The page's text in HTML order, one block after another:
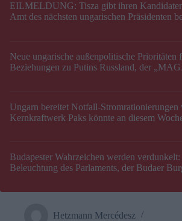
EILMELDUNG: Tisza gibt ihren
Amt des nächsten ungarischen Präsidenten
Neue ungarische außenpolitische Prioritäten
Beziehungen zu Putins Russland, der
Ungarn bereitet Notfall-Stromrationierungen
Kernkraftwerk Paks könnte an diesem
Budapester Wahrzeichen werden verdunkelt:
Beleuchtung des Parlaments, der Budaer
Hetzmann Mercédesz